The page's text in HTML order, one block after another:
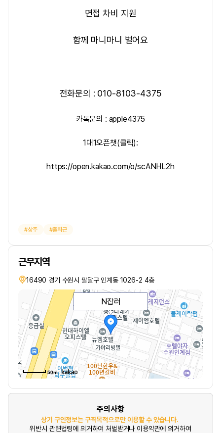
면접 차비 지원
함께 마니마니 벌어요
전화문의 : 010-8103-4375
카톡문의 : apple4375
1대1오픈챗(클릭):
https://open.kakao.com/o/scANHL2h
상주 출퇴근
근무지역
16490 경기 수원시 팔달구 인계동 1026-2 4층
N잡러
50m
주의사항
상기 구인정보는 구직목적으로만 이용할 수 있습니다.
위반시 관련법령에 의거하여 처벌받거나 이용약관에 의거하여